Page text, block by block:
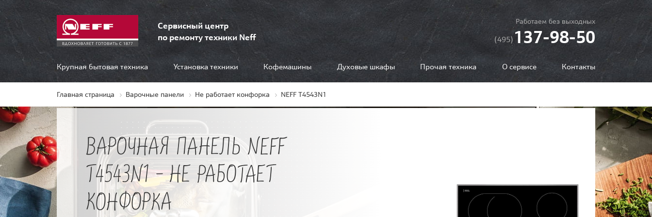
Сервисный центр
по ремонту техники Neff
Работаем без выходных
(495)137-98-50
Крупная бытовая техника Установка техники Кофемашины Духовые шкафы Прочая техника О сервисе Контакты
Главная страница Варочные панели Не работает конфорка NEFF T4543N1
ВАРОЧНАЯ ПАНЕЛЬ NEFF
T4543N1 - НЕ РАБОТАЕТ
КОНФОРКА